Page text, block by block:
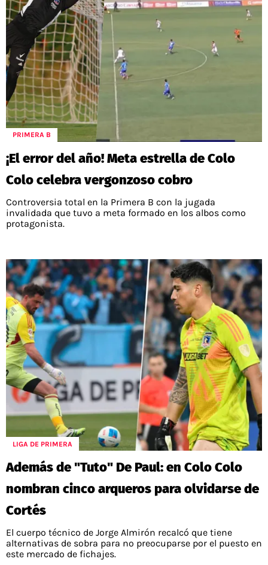
PRIMERA B
¡El error del año! Meta estrella de Colo
Colo celebra vergonzoso cobro
Controversia total en la Primera B con la jugada
invalidada que tuvo a meta formado en los albos como
protagonista.
LIGA DE PRIMERA
Además de "Tuto" De Paul: en Colo Colo
nombran cinco arqueros para olvidarse de
Cortés
El cuerpo técnico de Jorge Almirón recalcó que tiene
alternativas de sobra para no preocuparse por el puesto en
este mercado de fichajes.